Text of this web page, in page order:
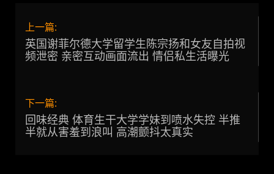
上一篇:
英国谢菲尔德大学留学生陈宗扬和女友自拍视
频泄密 亲密互动画面流出 情侣私生活曝光
下一篇:
回味经典 体育生干大学学妹到喷水失控 半推
半就从害羞到浪叫 高潮颤抖太真实